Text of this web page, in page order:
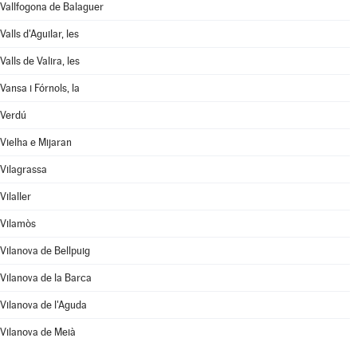
Vallfogona de Balaguer
Valls d'Aguilar, les
Valls de Valira, les
Vansa i Fórnols, la
Verdú
Vielha e Mijaran
Vilagrassa
Vilaller
Vilamòs
Vilanova de Bellpuig
Vilanova de la Barca
Vilanova de l'Aguda
Vilanova de Meià